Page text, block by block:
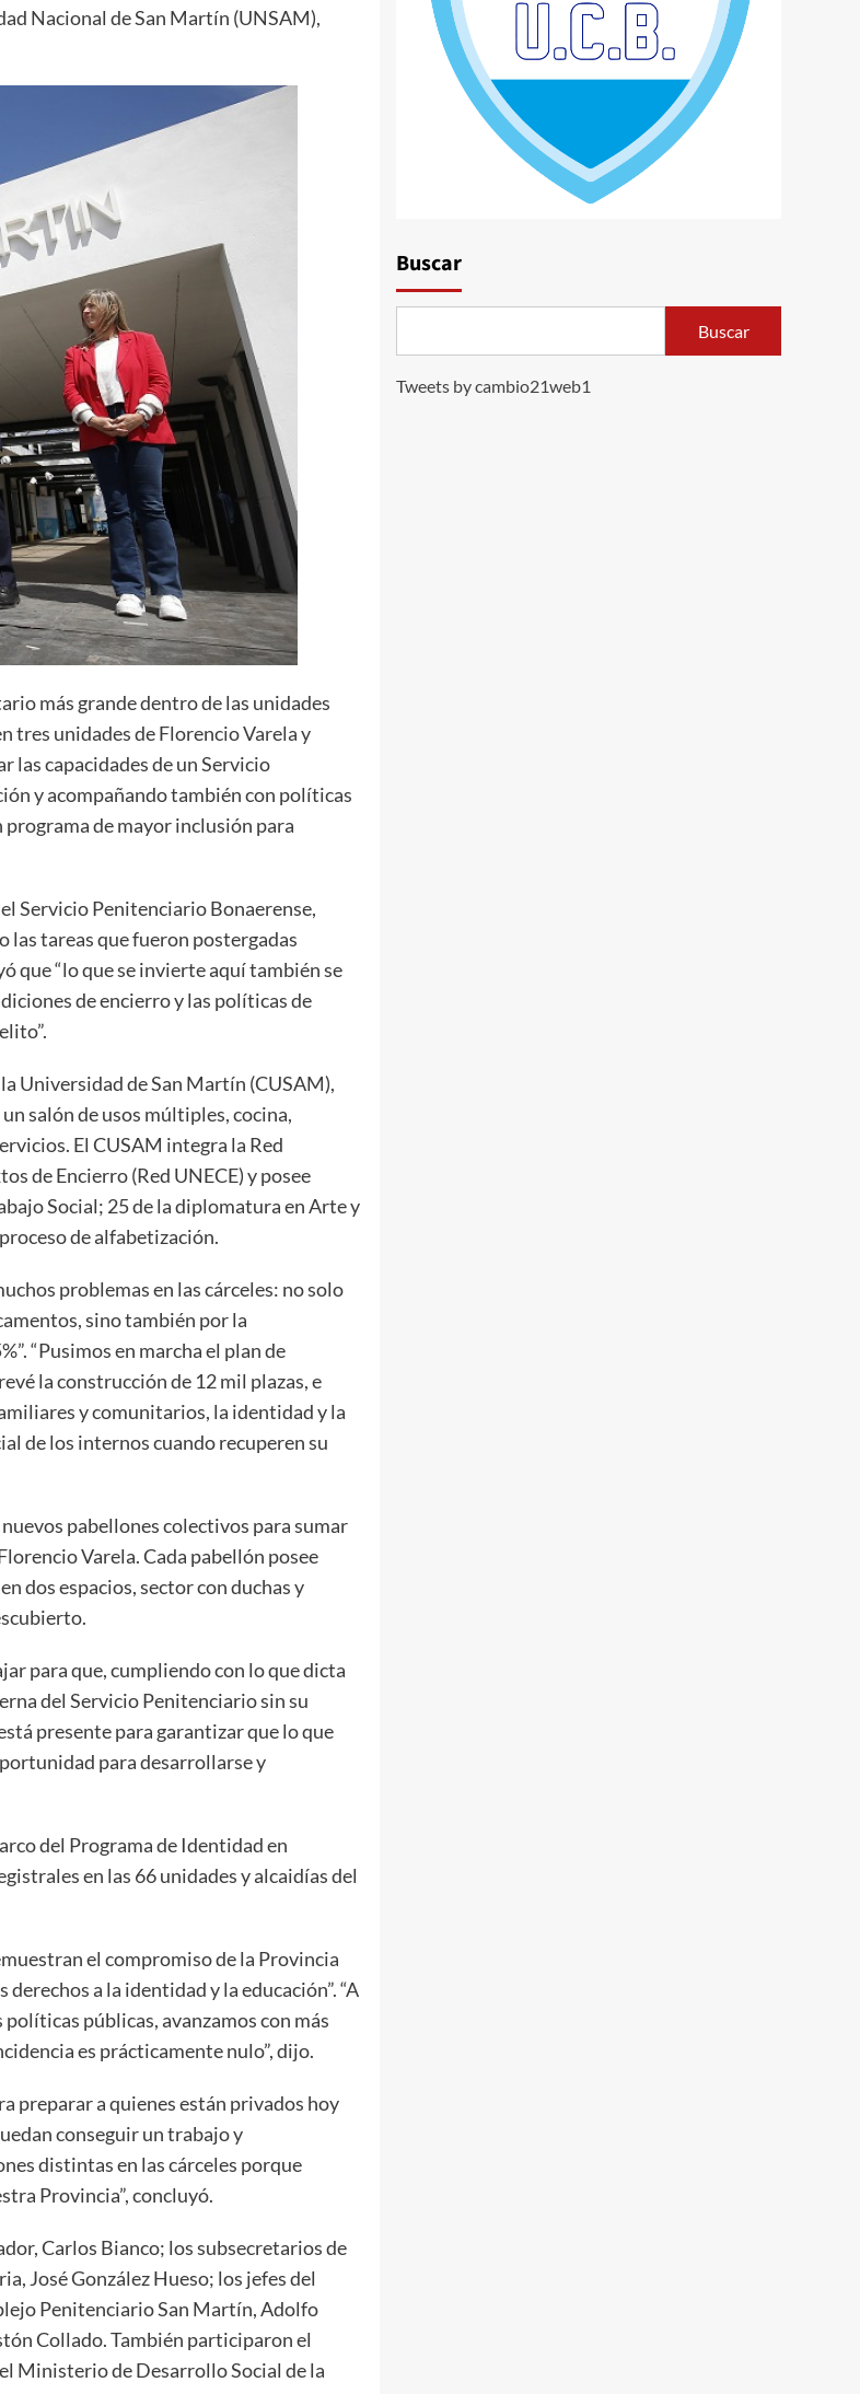
Nacional de San Martín (UNSAM),
más grande dentro de las unidades
tres unidades de Florencio Varela y
las capacidades de un Servicio
y acompañando también con políticas
programa de mayor inclusión para
Servicio Penitenciario Bonaerense,
las tareas que fueron postergadas
que “lo que se invierte aquí también se
de encierro y las políticas de
Universidad de San Martín (CUSAM),
salón de usos múltiples, cocina,
El CUSAM integra la Red
de Encierro (Red UNECE) y posee
Social; 25 de la diplomatura en Arte y
de alfabetización.
problemas en las cárceles: no solo
sino también por la
“Pusimos en marcha el plan de
la construcción de 12 mil plazas, e
y comunitarios, la identidad y la
de los internos cuando recuperen su
pabellones colectivos para sumar
Varela. Cada pabellón posee
dos espacios, sector con duchas y
para que, cumpliendo con lo que dicta
del Servicio Penitenciario sin su
presente para garantizar que lo que
para desarrollarse y
del Programa de Identidad en
en las 66 unidades y alcaidías del
el compromiso de la Provincia
a la identidad y la educación”. “A
públicas, avanzamos con más
es prácticamente nulo”, dijo.
preparar a quienes están privados hoy
conseguir un trabajo y
distintas en las cárceles porque
Provincia”, concluyó.
Carlos Bianco; los subsecretarios de
José González Hueso; los jefes del
Penitenciario San Martín, Adolfo
Collado. También participaron el
Ministerio de Desarrollo Social de la
Buscar
Buscar
Tweets by cambio21web1